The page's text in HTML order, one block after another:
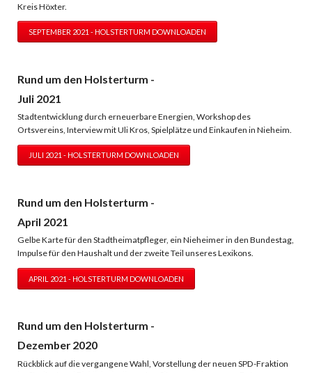
Kreis Höxter.
SEPTEMBER 2021 - HOLSTERTURM DOWNLOADEN
Rund um den Holsterturm -
Juli 2021
Stadtentwicklung durch erneuerbare Energien, Workshop des
Ortsvereins, Interview mit Uli Kros, Spielplätze und Einkaufen in Nieheim.
JULI 2021 - HOLSTERTURM DOWNLOADEN
Rund um den Holsterturm -
April 2021
Gelbe Karte für den Stadtheimatpfleger, ein Nieheimer in den Bundestag,
Impulse für den Haushalt und der zweite Teil unseres Lexikons.
APRIL 2021 - HOLSTERTURM DOWNLOADEN
Rund um den Holsterturm -
Dezember 2020
Rückblick auf die vergangene Wahl, Vorstellung der neuen SPD-Fraktion